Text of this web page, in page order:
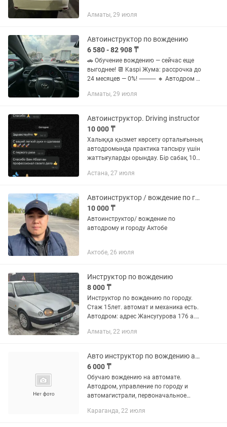
Алматы, 29 июля
Автоинструктор по вождению
6 580 - 82 908 ₸
🚗 Обучение вождению — сейчас еще
выгоднее! 📆 Kaspi Жума: рассрочка до
24 месяцев — 0%! ⸻ 🔸 Автодром 📍
Разовые занятия: • 60 мин — 6 580 тг •
Алматы, 29 июля
Автоинструктор. Driving instructor
10 000 ₸
Халыққа қызмет көрсету орталығының
автодромында практика тапсыру үшін
жаттығуларды орындау. Бір сабақ 10
бөлек төленед і- 3500 тг. Обучение на
Астана, 27 июля
Автоинструктор / вождение по городу Актобе
10 000 ₸
Автоинструктор/ вождение по
автодрому и городу Актобе
Актобе, 26 июля
Инструктор по вождению
8 000 ₸
Инструктор по вождению по городу.
Стаж 15лет. автомат и механика есть.
Автодром: адрес Жансугурова 176 а.
по автодрому: 60мин- 6000 Вождение
Алматы, 22 июля
Авто инструктор по вождению автомат.
6 000 ₸
Обучаю вождению на автомате.
Автодром, управление по городу и
автомагистрали, первоначальное
права но не преобрели или утратили
Караганда, 22 июля